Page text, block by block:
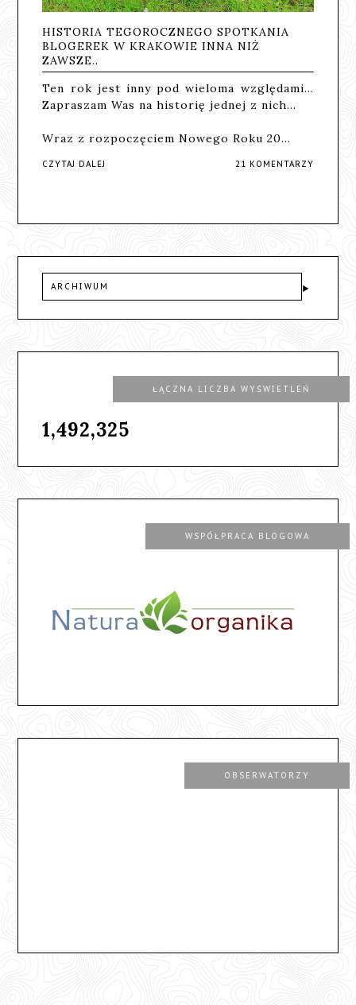
HISTORIA TEGOROCZNEGO SPOTKANIA
BLOGEREK W KRAKOWIE INNA NIŻ
ZAWSZE..
Ten rok jest inny pod wieloma względami...
Zapraszam Was na historię jednej z nich...
Wraz z rozpoczęciem Nowego Roku 20…
CZYTAJ DALEJ 21 KOMENTARZY
ARCHIWUM
ŁĄCZNA LICZBA WYŚWIETLEŃ
1,492,325
WSPÓŁPRACA BLOGOWA
OBSERWATORZY